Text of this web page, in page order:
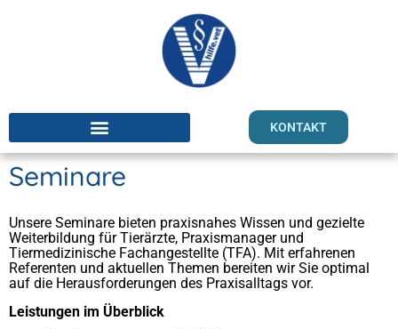
KONTAKT
Seminare
Unsere Seminare bieten praxisnahes Wissen und gezielte
Weiterbildung für Tierärzte, Praxismanager und
Tiermedizinische Fachangestellte (TFA). Mit erfahrenen
Referenten und aktuellen Themen bereiten wir Sie optimal
auf die Herausforderungen des Praxisalltags vor.
Leistungen im Überblick